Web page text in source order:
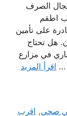
الصرف
اطقم
على تأمين
هل تحتاج
في مزارع
… اقرأ المزيد
صحي, اقرب